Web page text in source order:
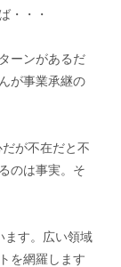
・・・
ーンがあるだ
が事業承継の
が不在だと不
のは事実。そ
ます。広い領域
を網羅します